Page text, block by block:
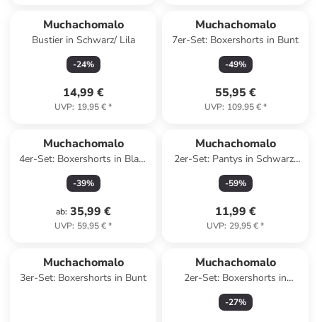
Muchachomalo
Bustier in Schwarz/ Lila
-24%
14,99 €
UVP: 19,95 €*
Muchachomalo
7er-Set: Boxershorts in Bunt
-49%
55,95 €
UVP: 109,95 €*
Muchachomalo
4er-Set: Boxershorts in Blau/
Dunkelblau
-39%
ab: 35,99 €
UVP: 59,95 €*
Muchachomalo
2er-Set: Pantys in Schwarz/
Rosa
-59%
11,99 €
UVP: 29,95 €*
Muchachomalo
3er-Set: Boxershorts in Bunt
Muchachomalo
2er-Set: Boxershorts in
Dunkelgrün/ Rosa
-27%